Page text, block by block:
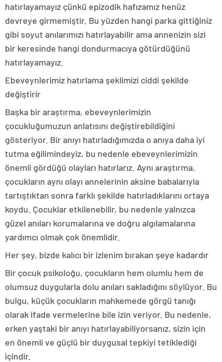
hatırlayamayız çünkü epizodik hafızamız henüz
devreye girmemiştir. Bu yüzden hangi parka gittiğiniz
gibi soyut anılarımızı hatırlayabilir ama annenizin sizi
bir keresinde hangi dondurmacıya götürdüğünü
hatırlayamayız.
Ebeveynlerimiz hatırlama şeklimizi ciddi şekilde
değiştirir
Başka bir araştırma, ebeveynlerimizin
çocukluğumuzun anlatısını değiştirebildiğini
gösteriyor. Bir anıyı hatırladığımızda o anıya daha iyi
tutma eğilimindeyiz, bu nedenle ebeveynlerimizin
önemli gördüğü olayları hatırlarız. Aynı araştırma,
çocukların aynı olayı annelerinin aksine babalarıyla
tartıştıktan sonra farklı şekilde hatırladıklarını ortaya
koydu. Çocuklar etkilenebilir, bu nedenle yalnızca
güzel anıları korumalarına ve doğru algılamalarına
yardımcı olmak çok önemlidir.
Her şey, bizde kalıcı bir izlenim bırakan şeye kadardır
Bir çocuk psikoloğu, çocukların hem olumlu hem de
olumsuz duygularla dolu anıları sakladığını söylüyor. Bu
bulgu, küçük çocukların mahkemede görgü tanığı
olarak ifade vermelerine bile izin veriyor. Bu nedenle,
erken yaştaki bir anıyı hatırlayabiliyorsanız, sizin için
en önemli ve güçlü bir duygusal tepkiyi tetiklediği
içindir.